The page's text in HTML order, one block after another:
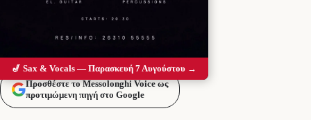
Προσθέστε το Messolonghi Voice ως
προτιμώμενη πηγή στο Google
🎷 Sax & Vocals — Παρασκευή 7 Αυγούστου →